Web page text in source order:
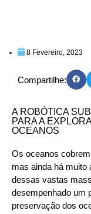
8 Fevereiro, 2023
Compartilhe:
A ROBÓTICA
PARA A
OCEANOS
Os oceanos
mas ainda há muito
dessas vastas
desempenhado um
preservação dos